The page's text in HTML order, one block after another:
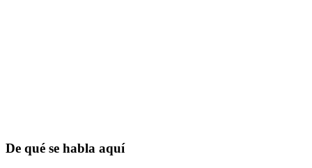
De qué se habla aquí